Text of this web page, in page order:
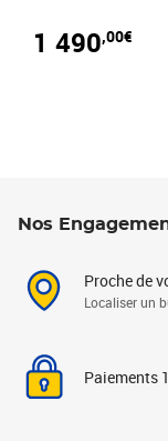
1 490,00€
Nos
Proche de
Localiser un
Paiements